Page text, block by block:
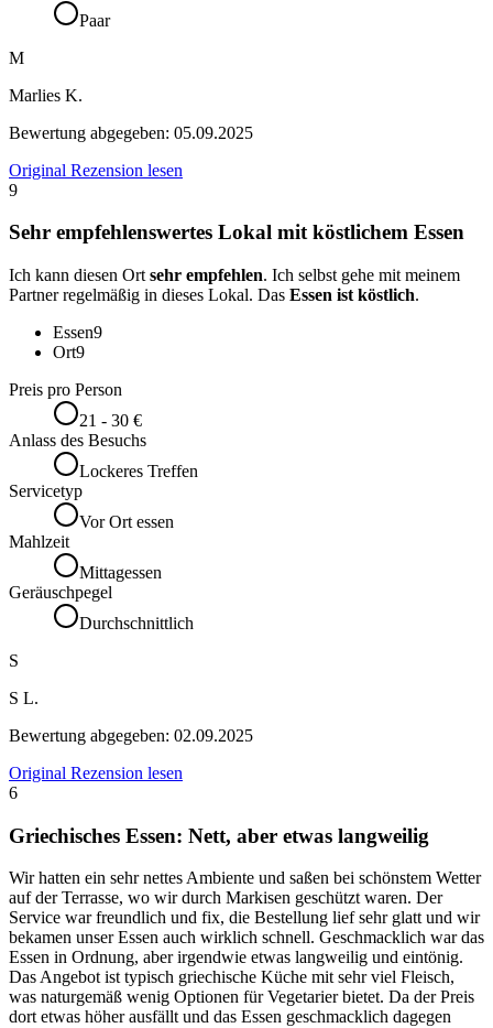
Paar
M
Marlies K.
Bewertung abgegeben: 05.09.2025
Original Rezension lesen
9
Sehr empfehlenswertes Lokal mit köstlichem Essen
Ich kann diesen Ort sehr empfehlen. Ich selbst gehe mit meinem
Partner regelmäßig in dieses Lokal. Das Essen ist köstlich.
Essen9
Ort9
Preis pro Person
21 - 30 €
Anlass des Besuchs
Lockeres Treffen
Servicetyp
Vor Ort essen
Mahlzeit
Mittagessen
Geräuschpegel
Durchschnittlich
S
S L.
Bewertung abgegeben: 02.09.2025
Original Rezension lesen
6
Griechisches Essen: Nett, aber etwas langweilig
Wir hatten ein sehr nettes Ambiente und saßen bei schönstem Wetter
auf der Terrasse, wo wir durch Markisen geschützt waren. Der
Service war freundlich und fix, die Bestellung lief sehr glatt und wir
bekamen unser Essen auch wirklich schnell. Geschmacklich war das
Essen in Ordnung, aber irgendwie etwas langweilig und eintönig.
Das Angebot ist typisch griechische Küche mit sehr viel Fleisch,
was naturgemäß wenig Optionen für Vegetarier bietet. Da der Preis
dort etwas höher ausfällt und das Essen geschmacklich dagegen